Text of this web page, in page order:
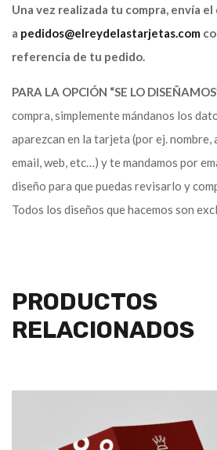
Una vez realizada tu compra, envía el
a pedidos@elreydelastarjetas.com
referencia de tu pedido.
PARA LA OPCIÓN “SE LO
compra, simplemente mándanos los
aparezcan en la tarjeta (por ej.
email, web, etc…) y te mandamos por
diseño para que puedas revisarlo y
Todos los diseños que hacemos son
PRODUCTOS
RELACIONADOS